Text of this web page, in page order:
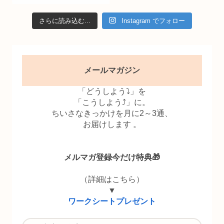
さらに読み込む... Instagram でフォロー
メールマガジン
「どうしよう⤵」を
「こうしよう⤴」に。
ちいさなきっかけを月に2～3通、
お届けします 。
メルマガ登録今だけ特典🎁
（詳細はこちら）
▼
ワークシートプレゼント